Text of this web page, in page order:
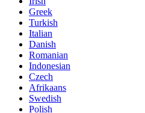
Greek
Turkish
Italian
Danish
Romanian
Indonesian
Czech
Afrikaans
Swedish
Polish